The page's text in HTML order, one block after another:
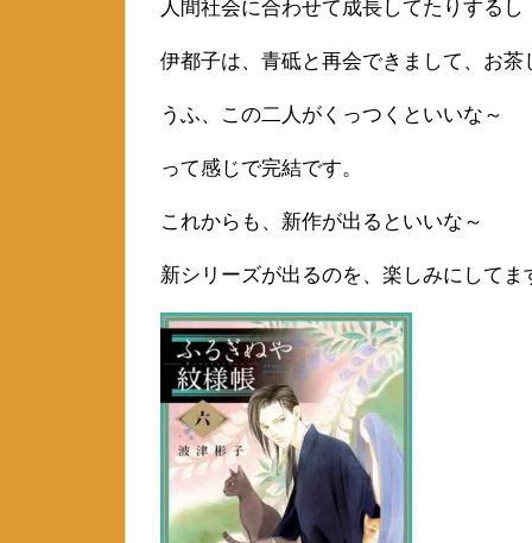
人間社会に合わせて成長してたりするし
伊都子は、青砥と再会できまして、お茶
うふ、この二人がくっつくといいな～
って感じで完結です。
これからも、新作が出るといいな～
新シリーズが出るのを、楽しみにしてま